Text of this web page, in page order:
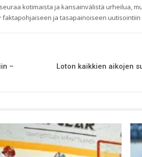
kotimaista ja kansainvälistä urheilua,
ja tasapainoiseen
–
Loton kaikkien aikojen